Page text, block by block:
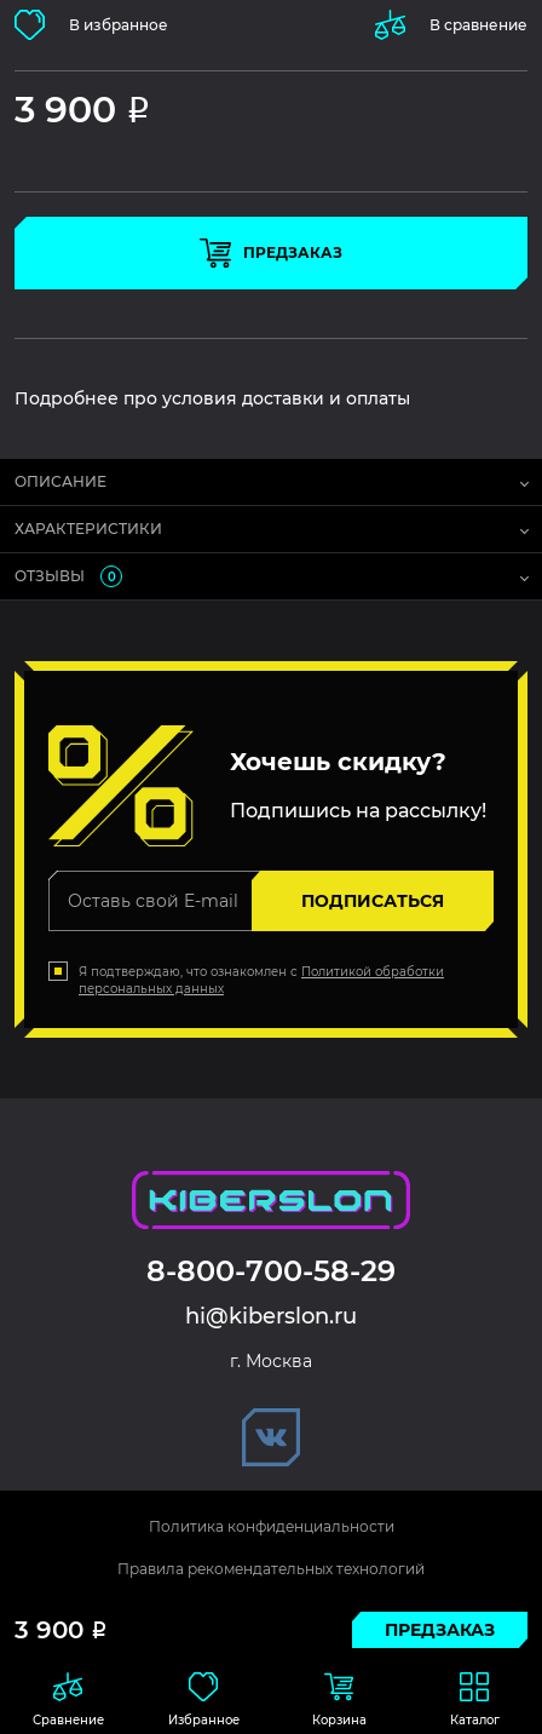
Сравнение Избранное Корзина Каталог
В избранное В сравнение
3 900 Р
ПРЕДЗАКАЗ
Подробнее про условия доставки и оплаты
3 900 Р ПРЕДЗАКАЗ
ОПИСАНИЕ
ХАРАКТЕРИСТИКИ
ОТЗЫВЫ 0
Хочешь скидку?
Подпишись на рассылку!
ПОДПИСАТЬСЯ
Я подтверждаю, что ознакомлен с Политикой обработки
персональных данных
8-800-700-58-29
hi@kiberslon.ru
г. Москва
© 2026 KIBERSLON. Все права защищены.
Политика конфиденциальности
Правила рекомендательных технологий